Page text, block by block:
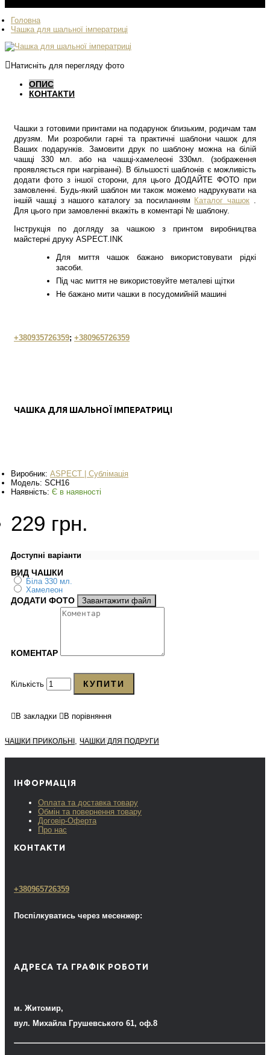
Головна
Чашка для шальної імператриці
Натисніть для перегляду фото
ОПИС
КОНТАКТИ
Чашки з готовими принтами на подарунок близьким, родичам там
друзям. Ми розробили гарні та практичні шаблони чашок для
Ваших подарунків. Замовити друк по шаблону можна на білій
чашці 330 мл. або на чашці-хамелеоні 330мл. (зображення
проявляється при нагріванні). В більшості шаблонів є можливість
додати фото з іншої сторони, для цього ДОДАЙТЕ ФОТО при
замовленні. Будь-який шаблон ми також можемо надрукувати на
іншій чашці з нашого каталогу за посиланням Каталог чашок .
Для цього при замовленні вкажіть в коментарі № шаблону.
Інструкція по догляду за чашкою з принтом виробництва
майстерні друку ASPECT.INK
Для миття чашок бажано використовувати рідкі
засоби.
Під час миття не використовуйте металеві щітки
Не бажано мити чашки в посудомийній машині
+380935726359; +380965726359
ЧАШКА ДЛЯ ШАЛЬНОЇ ІМПЕРАТРИЦІ
Виробник: ASPECT | Сублімація
Модель: SCH16
Наявність: Є в наявності
229 грн.
Доступні варіанти
ВИД ЧАШКИ
Біла 330 мл.
Хамелеон
ДОДАТИ ФОТО Завантажити файл
КОМЕНТАР
Кількість КУПИТИ
В закладки В порівняння
ЧАШКИ ПРИКОЛЬНІ , ЧАШКИ ДЛЯ ПОДРУГИ
ІНФОРМАЦІЯ
Оплата та доставка товару
Обмін та повернення товару
Договір-Оферта
Про нас
КОНТАКТИ
+380965726359
Поспілкуватись через месенжер:
АДРЕСА ТА ГРАФІК РОБОТИ
м. Житомир,
вул. Михайла Грушевського 61, оф.8